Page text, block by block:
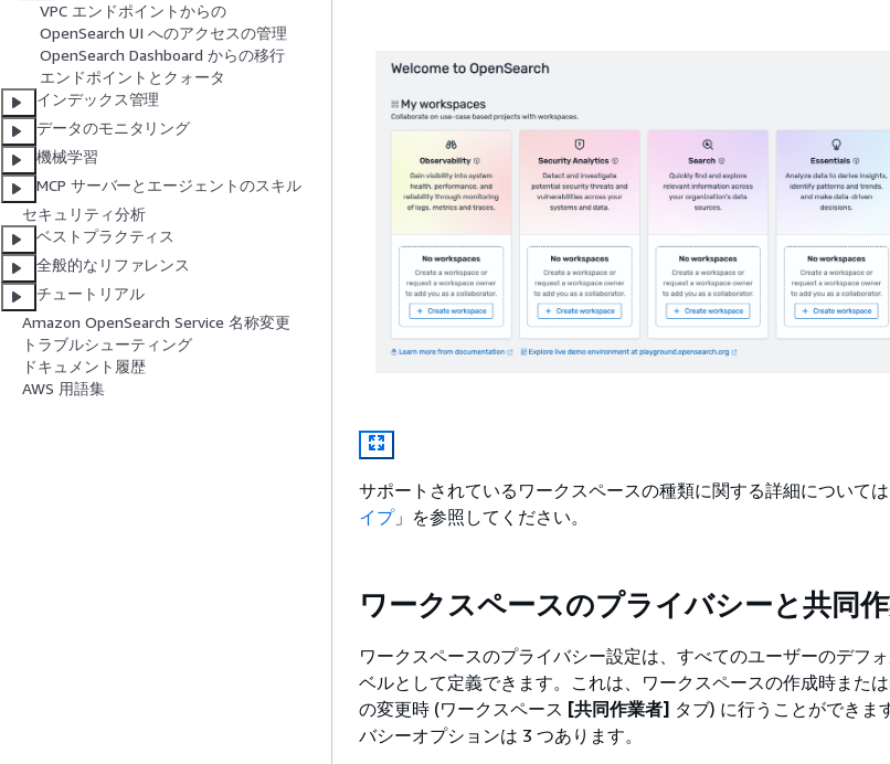
VPC エンドポイントからの
OpenSearch UI へのアクセスの管理
OpenSearch Dashboard からの移行
エンドポイントとクォータ
インデックス管理
データのモニタリング
機械学習
MCP サーバーとエージェントのスキル
セキュリティ分析
ベストプラクティス
全般的なリファレンス
チュートリアル
Amazon OpenSearch Service 名称変更
トラブルシューティング
ドキュメント履歴
AWS 用語集
サポートされているワークスペースの種類に関する詳細について
イプ」を参照してください。
ワークスペースのプライバシーと共同
ワークスペースのプライバシー設定は、すべてのユーザーのデフ
ベルとして定義できます。これは、ワークスペースの作成時また
の変更時 (ワークスペース [共同作業者] タブ) に行うことができま
バシーオプションは 3 つあります。